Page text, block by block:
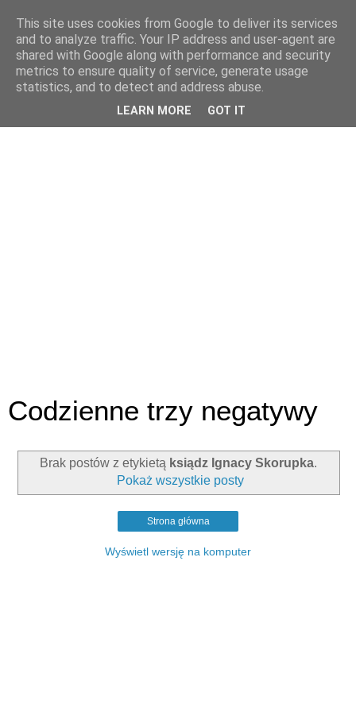
Codzienne trzy negatywy
Brak postów z etykietą ksiądz Ignacy Skorupka.
Pokaż wszystkie posty
Strona główna
Wyświetl wersję na komputer
This site uses cookies from Google to deliver its services
and to analyze traffic. Your IP address and user-agent are
shared with Google along with performance and security
metrics to ensure quality of service, generate usage
statistics, and to detect and address abuse.
LEARN MORE GOT IT